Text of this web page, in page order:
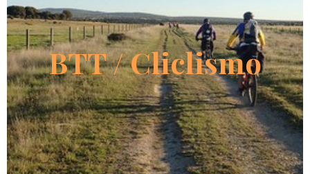
BTT / Cliclismo
Aquí encontrarás una serie rutas para BTT, Gravel y
Carretera
LEER MÁS